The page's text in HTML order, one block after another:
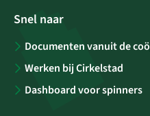
Snel naar
Documenten vanuit de
Werken bij Cirkelstad
Dashboard voor spinners